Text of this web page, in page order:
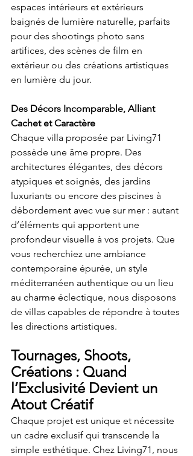
espaces intérieurs et extérieurs
baignés de lumière naturelle, parfaits
pour des shootings photo sans
artifices, des scènes de film en
extérieur ou des créations artistiques
en lumière du jour.
Des Décors Incomparable, Alliant
Cachet et Caractère
Chaque villa proposée par Living71
possède une âme propre. Des
architectures élégantes, des décors
atypiques et soignés, des jardins
luxuriants ou encore des piscines à
débordement avec vue sur mer : autant
d’éléments qui apportent une
profondeur visuelle à vos projets. Que
vous recherchiez une ambiance
contemporaine épurée, un style
méditerranéen authentique ou un lieu
au charme éclectique, nous disposons
de villas capables de répondre à toutes
les directions artistiques.
Tournages, Shoots,
Créations : Quand
l’Exclusivité Devient un
Atout Créatif
Chaque projet est unique et nécessite
un cadre exclusif qui transcende la
simple esthétique. Chez Living71, nous